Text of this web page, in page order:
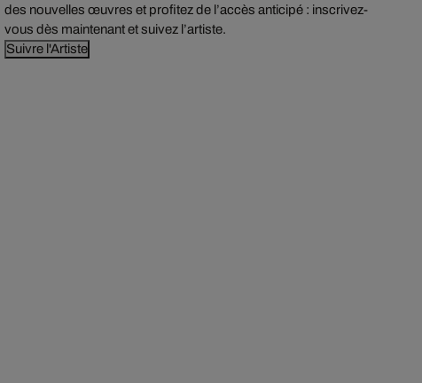
des nouvelles œuvres et profitez de l’accès anticipé : inscrivez-
vous dès maintenant et suivez l’artiste.
Suivre l'Artiste